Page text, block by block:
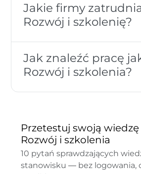
Jakie firmy
Rozwój i szkolenię?
Jak znaleźć pracę
Rozwój i szkolenia?
Przetestuj swoją
Rozwój i szkolenia
10 pytań sprawdzających
stanowisku — bez logowania,